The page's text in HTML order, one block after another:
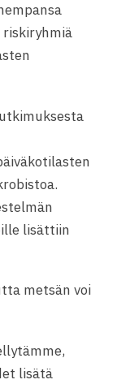
riskiryhmiä
lisättiin
metsän voi
lisätä